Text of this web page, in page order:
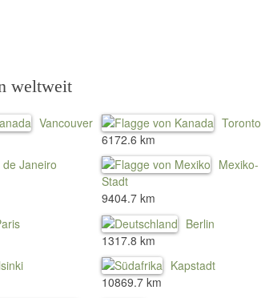
weltweit
Vancouver
Toronto
6172.6 km
de Janeiro
Mexiko-
Stadt
9404.7 km
Berlin
1317.8 km
Kapstadt
10869.7 km